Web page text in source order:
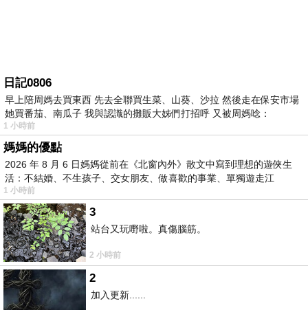
日記0806
早上陪周媽去買東西 先去全聯買生菜、山葵、沙拉 然後走在保安市場
她買番茄、南瓜子 我與認識的攤販大姊們打招呼 又被周媽唸：
1 小時前
媽媽的優點
2026 年 8 月 6 日媽媽從前在《北窗內外》散文中寫到理想的遊俠生
活：不結婚、不生孩子、交女朋友、做喜歡的事業、單獨遊走江
湖⋯⋯，
1 小時前
3
站台又玩嘢啦。真傷腦筋。
2 小時前
2
加入更新......